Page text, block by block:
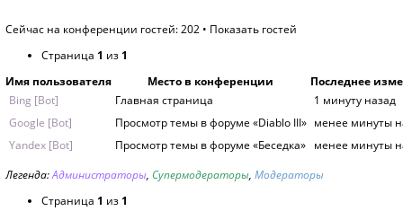
Сейчас на конференции гостей: 202 • Показать гостей
Страница 1 из 1
Имя пользователя
Место в конференции
Последнее
Bing [Bot]
Главная страница
1 минуту назад
Google [Bot]
Просмотр темы в форуме «Diablo III» менее минуты
Yandex [Bot]
Просмотр темы в форуме «Беседка» менее минуты
Легенда:Администраторы, Супермодераторы, Модераторы
Страница 1 из 1